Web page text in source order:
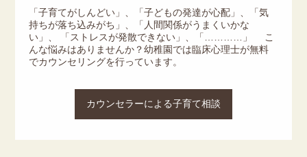
「子育てがしんどい」、「子どもの発達が心配」、「気
持ちが落ち込みがち」、「人間関係がうまくいかな
い」、 「ストレスが発散できない」、「…………」 こ
んな悩みはありませんか？幼稚園では臨床心理士が無料
でカウンセリングを行っています。
カウンセラーによる子育て相談